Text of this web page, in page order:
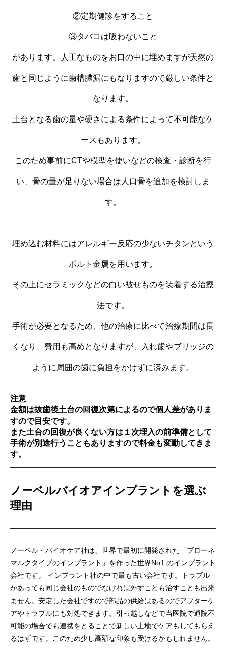
②定期健診をすること
③タバコは吸わないこと
があります。人工なものをお口の中に埋めますが天然の
歯と同じように歯槽膿漏にもなりますので厳しい条件と
なります。
土台となる歯の量や硬さによる条件によって不可能なケ
ースもあります。
このため事前にCTや模型を使いなどの検査・診断を行
い、骨の量が足りない場合は人口骨を追加を検討しま
す。
埋め込む材料にはアレルギー反応の少ないチタンという
ボルト金属を用います。
その上にセラミックなどの白い被せものを装着する治療
法です。
手術が必要となるため、他の治療に比べて治療期間は長
くなり、費用も高めとなりますが、入れ歯やブリッジの
ように周囲の歯に負担をかけずに済みます。
注意
金額は抜歯後土台の回復次第によるので個人差がありま
すので目安です。
また土台の回復が良くない方は１次埋入の前準備として
手術が別途行うこともありますので料金も変動してきま
す。
ノーベルバイオアインプラントを選ぶ
理由
ノーベル・バイオケア社は、世界で最初に開発された「ブローネ
マルクタイプのインプラント」を作った世界No1.のインプラント
会社です。 インプラント社の中で最も古い会社です。トラブル
があっても同じ会社のものでなければ外すことも治すことも出来
ません。安定した会社ですので部品の供給はあるのでアフターケ
アやトラブルにも対処できます。引っ越しなどで当医院で通院不
可能の場合でも連携をとることで新しい土地でケアもしてもらえ
るはずです。このため少し高額な印象も受けるかもしれません。